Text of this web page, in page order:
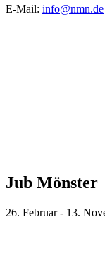
E-Mail: info@nmn.de
Jub Mönster
26. Februar - 13.